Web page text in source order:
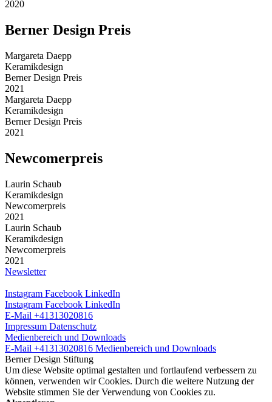
2020
Berner Design Preis
Margareta Daepp
Keramikdesign
Berner Design Preis
2021
Margareta Daepp
Keramikdesign
Berner Design Preis
2021
Newcomerpreis
Laurin Schaub
Keramikdesign
Newcomerpreis
2021
Laurin Schaub
Keramikdesign
Newcomerpreis
2021
Newsletter
Instagram Facebook LinkedIn
Instagram Facebook LinkedIn
E-Mail +41313020816
Impressum Datenschutz
Medienbereich und Downloads
E-Mail +41313020816 Medienbereich und Downloads
Berner Design Stiftung
Um diese Website optimal gestalten und fortlaufend verbessern zu
können, verwenden wir Cookies. Durch die weitere Nutzung der
Website stimmen Sie der Verwendung von Cookies zu.